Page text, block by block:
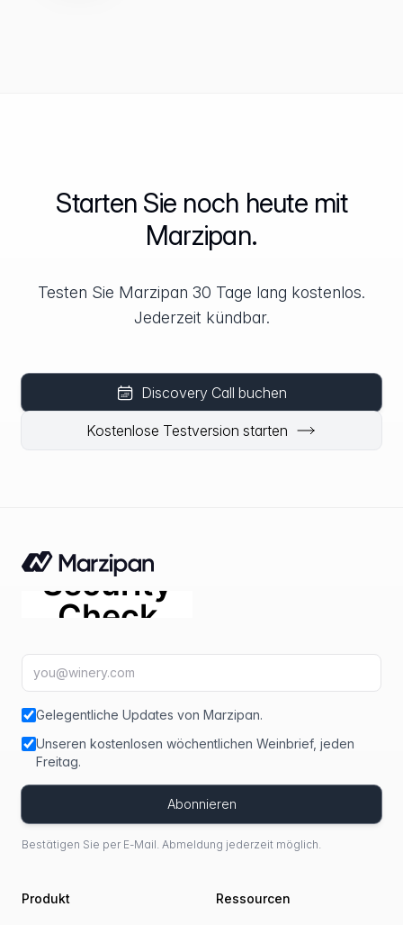
Starten Sie noch heute mit
Marzipan.
Testen Sie Marzipan 30 Tage lang kostenlos.
Jederzeit kündbar.
Discovery Call buchen
Kostenlose Testversion starten
E-Mail-Adresse
Gelegentliche Updates von Marzipan.
Unseren kostenlosen wöchentlichen Weinbrief, jeden
Freitag.
Abonnieren
Bestätigen Sie per E-Mail. Abmeldung jederzeit möglich.
Produkt Ressourcen